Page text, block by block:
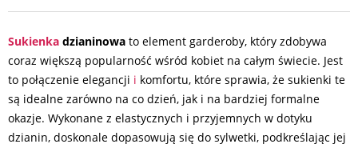
Sukienka dzianinowa to element garderoby, który zdobywa
coraz większą popularność wśród kobiet na całym świecie. Jest
to połączenie elegancji i komfortu, które sprawia, że sukienki te
są idealne zarówno na co dzień, jak i na bardziej formalne
okazje. Wykonane z elastycznych i przyjemnych w dotyku
dzianin, doskonale dopasowują się do sylwetki, podkreślając jej